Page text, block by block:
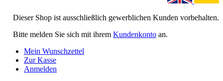
Dieser Shop ist ausschließlich gewerblichen Kunden vorbehalten.
Bitte melden Sie sich mit ihrem Kundenkonto an.
Mein Wunschzettel
Zur Kasse
Anmelden